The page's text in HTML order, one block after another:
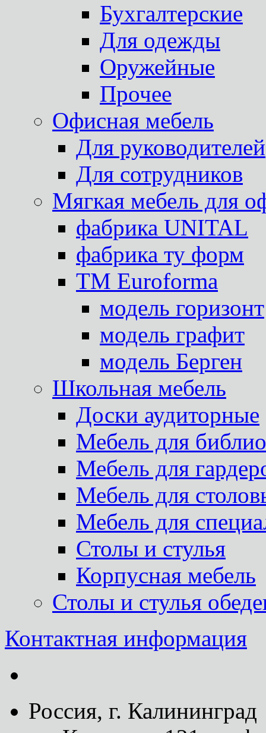
Бухгалтерские
Для одежды
Оружейные
Прочее
Офисная мебель
Для руководителей
Для сотрудников
Мягкая мебель для
фабрика UNITAL
фабрика ту форм
TM Euroforma
модель горизонт
модель графит
модель Берген
Школьная мебель
Доски аудиторные
Мебель для
Мебель для
Мебель для
Мебель для
Столы и стулья
Корпусная мебель
Столы и стулья
Контактная информация
Россия, г. Калининград